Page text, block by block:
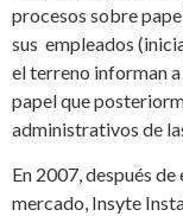
procesos sobre
sus empleados
el terreno informan
papel que
administrativos de
En 2007, después
mercado, Insyte